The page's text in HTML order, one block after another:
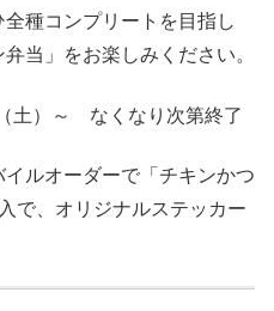
種コンプリートを目指し
当」をお楽しみください。
土）～ なくなり次第終了
イルオーダーで「チキンかつ
で、オリジナルステッカー